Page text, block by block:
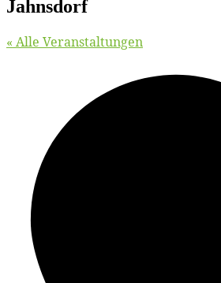
Jahnsdorf
« Alle Veranstaltungen